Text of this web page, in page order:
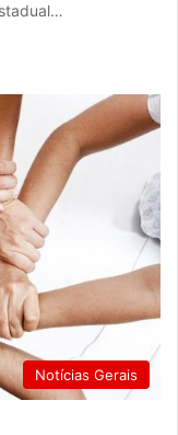
Notícias Gerais